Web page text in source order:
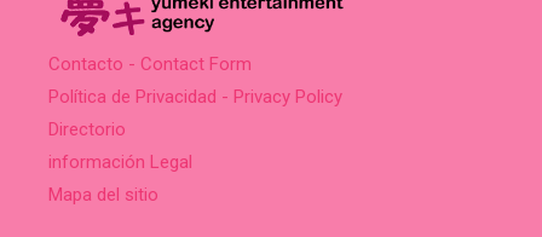
Contacto - Contact Form
Política de Privacidad - Privacy Policy
Directorio
información Legal
Mapa del sitio